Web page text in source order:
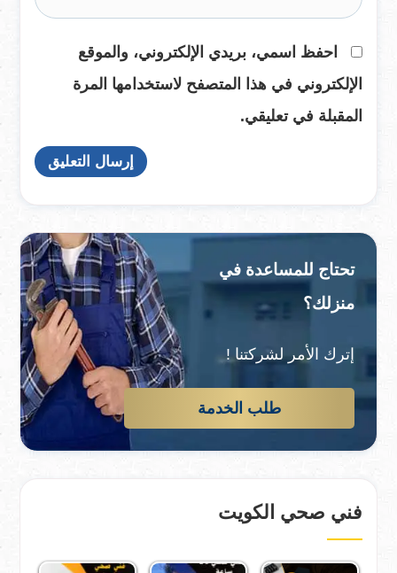
احفظ اسمي، بريدي الإلكتروني، والموقع
الإلكتروني في هذا المتصفح لاستخدامها المرة
المقبلة في تعليقي.
تحتاج للمساعدة في
منزلك؟
إترك الأمر لشركتنا !
طلب الخدمة
فني صحي الكويت